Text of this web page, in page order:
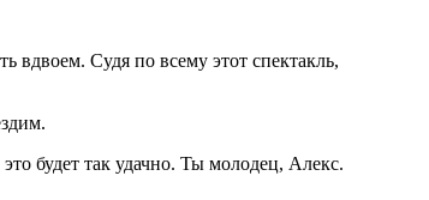
вдвоем. Судя по всему этот спектакль,
будет так удачно. Ты молодец, Алекс.